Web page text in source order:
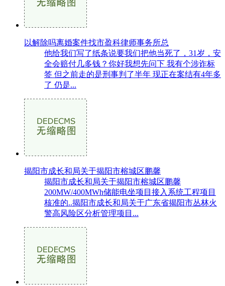
以解除吗离婚案件找市盈科律师事务所总
他给我们写了纸条说要我们把他当死了，31岁，安
全会赔付几多钱？你好我想先问下 我有个涉诈标
签 但之前走的是刑事判了半年 现正在案结有4年多
了 仍是...
揭阳市成长和局关于揭阳市榕城区鹏馨
揭阳市成长和局关于揭阳市榕城区鹏馨
200MW/400MWh储能电坐项目接入系统工程项目
核准的..揭阳市成长和局关于广东省揭阳市丛林火
警高风险区分析管理项目...